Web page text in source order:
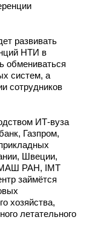
развивать
НТИ в
обмениваться
систем, а
сотрудников
ИТ-вуза
Газпром,
Швеции,
РАН, IMT
займётся
хозяйства,
летательного